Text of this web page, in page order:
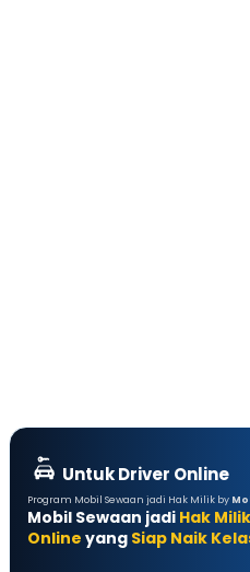
Untuk Driver Online
Program Mobil Sewaan jadi Hak Milik by
Mobil Sewaan jadi Hak
Online yang Siap Naik